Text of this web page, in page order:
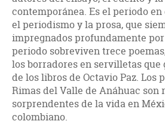
contemporánea. Es el periodo
el periodismo y la prosa, que
impregnados profundamente por
periodo sobreviven trece
los borradores en servilletas
de los libros de Octavio Paz. Los
Rimas del Valle de Anáhuac son
sorprendentes de la vida en
colombiano.